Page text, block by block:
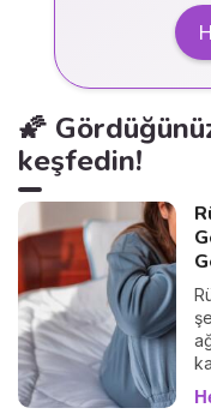
🌠
keşfedin!